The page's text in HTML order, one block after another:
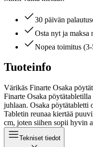
30 päivän
Osta nyt ja
Nopea toimitus
Tuoteinfo
Värikäs Finarte Osaka
Finarte Osaka
juhlaan. Osaka pöytätabletti
Tabletin reunaa kiertää
cm, joten siihen sopii hyvin
Tekniset tiedot